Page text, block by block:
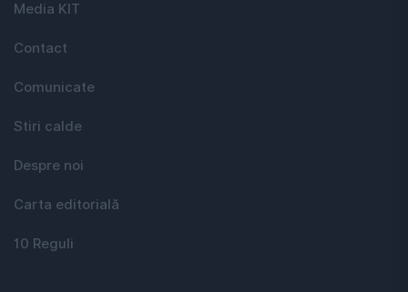
Media KIT
Contact
Comunicate
Stiri calde
Despre noi
Carta editorială
10 Reguli